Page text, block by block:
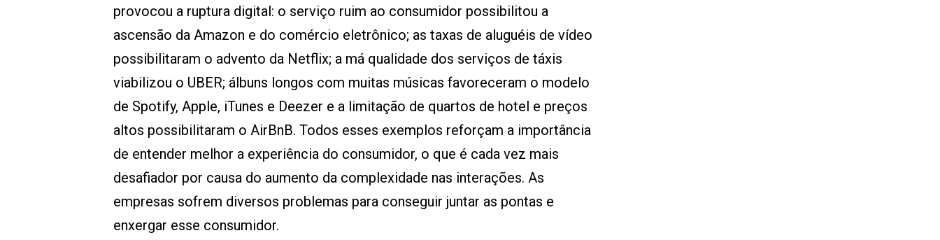
provocou a ruptura digital: o serviço ruim ao consumidor possibilitou a
ascensão da Amazon e do comércio eletrônico; as taxas de aluguéis de vídeo
possibilitaram o advento da Netflix; a má qualidade dos serviços de táxis
viabilizou o UBER; álbuns longos com muitas músicas favoreceram o modelo
de Spotify, Apple, iTunes e Deezer e a limitação de quartos de hotel e preços
altos possibilitaram o AirBnB. Todos esses exemplos reforçam a importância
de entender melhor a experiência do consumidor, o que é cada vez mais
desafiador por causa do aumento da complexidade nas interações. As
empresas sofrem diversos problemas para conseguir juntar as pontas e
enxergar esse consumidor.